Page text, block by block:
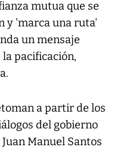
mutua que se
y 'marca una ruta'
un mensaje
pacificación,
a partir de los
del gobierno
Manuel Santos